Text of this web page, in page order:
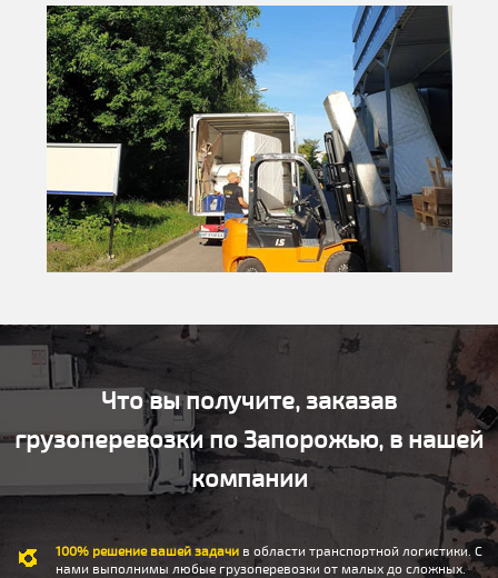
Что вы получите, заказав
грузоперевозки по Запорожью, в нашей
компании
100% решение вашей задачи в области транспортной логистики. С
нами выполнимы любые грузоперевозки от малых до сложных.